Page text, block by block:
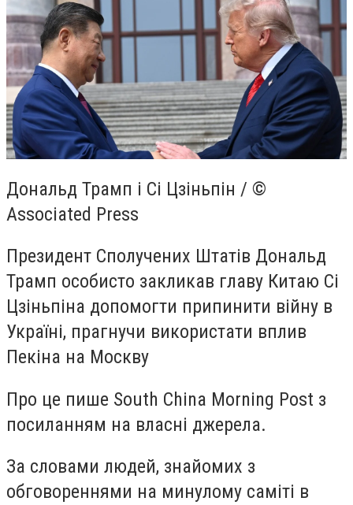
Дональд Трамп і Сі Цзіньпін / ©
Associated Press
Президент Сполучених Штатів Дональд
Трамп особисто закликав главу Китаю Сі
Цзіньпіна допомогти припинити війну в
Україні, прагнучи використати вплив
Пекіна на Москву
Про це пише South China Morning Post з
посиланням на власні джерела.
За словами людей, знайомих з
обговореннями на минулому саміті в